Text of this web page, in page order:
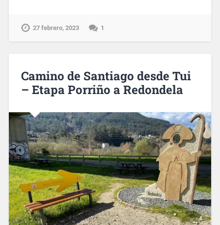
27 febrero, 2023 1
Camino de Santiago desde Tui
– Etapa Porriño a Redondela